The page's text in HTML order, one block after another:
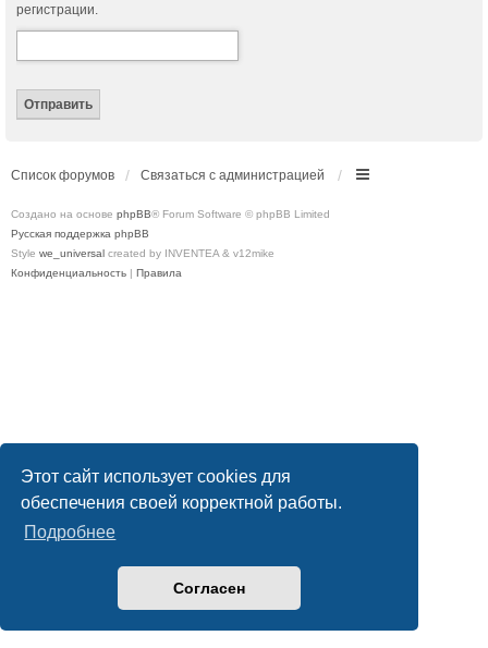
Этот сайт использует cookies для
обеспечения своей корректной работы.
Подробнее
Согласен
регистрации.
Список форумов Связаться с администрацией
Создано на основе phpBB® Forum Software © phpBB Limited
Русская поддержка phpBB
Style we_universal created by INVENTEA & v12mike
Конфиденциальность | Правила